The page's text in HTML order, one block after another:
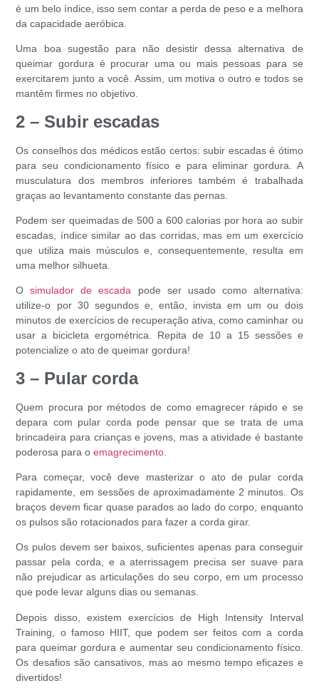
é um belo índice, isso sem contar a perda de peso e a melhora
da capacidade aeróbica.
Uma boa sugestão para não desistir dessa alternativa de
queimar gordura é procurar uma ou mais pessoas para se
exercitarem junto a você. Assim, um motiva o outro e todos se
mantêm firmes no objetivo.
2 – Subir escadas
Os conselhos dos médicos estão certos: subir escadas é ótimo
para seu condicionamento físico e para eliminar gordura. A
musculatura dos membros inferiores também é trabalhada
graças ao levantamento constante das pernas.
Podem ser queimadas de 500 a 600 calorias por hora ao subir
escadas, índice similar ao das corridas, mas em um exercício
que utiliza mais músculos e, consequentemente, resulta em
uma melhor silhueta.
Osimulador de escada pode ser usado como alternativa:
utilize-o por 30 segundos e, então, invista em um ou dois
minutos de exercícios de recuperação ativa, como caminhar ou
usar a bicicleta ergométrica. Repita de 10 a 15 sessões e
potencialize o ato dequeimar gordura!
3 – Pular corda
Quem procura por métodos de como emagrecer rápido e se
depara com pular corda pode pensar que se trata de uma
brincadeira para crianças e jovens, mas a atividade é bastante
poderosa para oemagrecimento
Para começar, você deve masterizar o ato de pular corda
rapidamente, em sessões de aproximadamente 2 minutos. Os
braços devem ficar quase parados ao lado do corpo, enquanto
os pulsos são rotacionados para fazer a corda girar.
Os pulos devem ser baixos, suficientes apenas para conseguir
passar pela corda, e a aterrissagem precisa ser suave para
não prejudicar as articulações do seu corpo, em um processo
que pode levar alguns dias ou semanas.
Depois disso, existem exercícios de High Intensity Interval
Training, o famoso HIIT, que podem ser feitos com a corda
paraqueimar gordura e aumentar seu condicionamento físico.
Os desafios são cansativos, mas ao mesmo tempo eficazes e
divertidos!